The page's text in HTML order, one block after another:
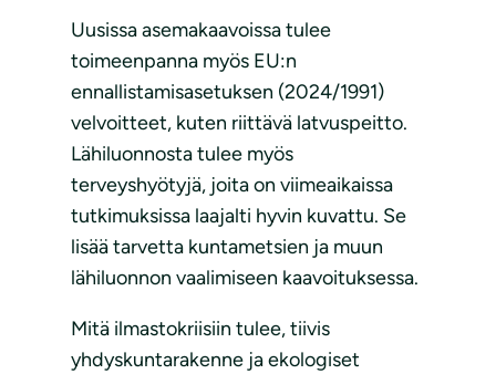
Uusissa asemakaavoissa tulee
toimeenpanna myös EU:n
ennallistamisasetuksen (2024/1991)
velvoitteet, kuten riittävä latvuspeitto.
Lähiluonnosta tulee myös
terveyshyötyjä, joita on viimeaikaissa
tutkimuksissa laajalti hyvin kuvattu. Se
lisää tarvetta kuntametsien ja muun
lähiluonnon vaalimiseen kaavoituksessa.
Mitä ilmastokriisiin tulee, tiivis
yhdyskuntarakenne ja ekologiset